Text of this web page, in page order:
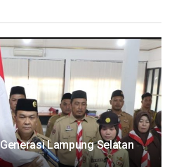
Lampung Selatan